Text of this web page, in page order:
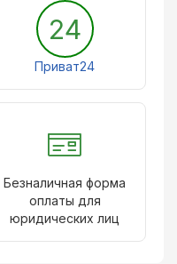
24
Приват24
Безналичная форма
оплаты для
юридических лиц